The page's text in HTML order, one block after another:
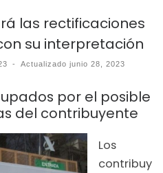
las rectificaciones
su interpretación
- Actualizadojunio 28, 2023
por el posible
del contribuyente
Los
contribuy